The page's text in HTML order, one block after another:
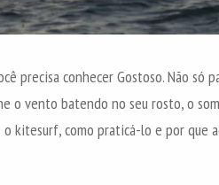
precisa conhecer Gostoso. Não só
o vento batendo no seu rosto, o
kitesurf, como praticá-lo e por que